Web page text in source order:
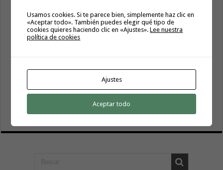
El Cabildo inicia la fase final de la adecuación del entorno
de La Rajita con la pavimentación de los aparcamientos
8 agosto, 2026
Usamos cookies. Si te parece bien, simplemente haz clic en
«Aceptar todo». También puedes elegir qué tipo de
cookies quieres haciendo clic en «Ajustes».Lee nuestra
política de cookies
Ajustes
Aceptar todo